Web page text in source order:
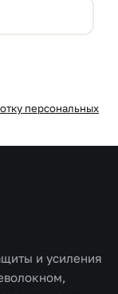
персональных
и усиления